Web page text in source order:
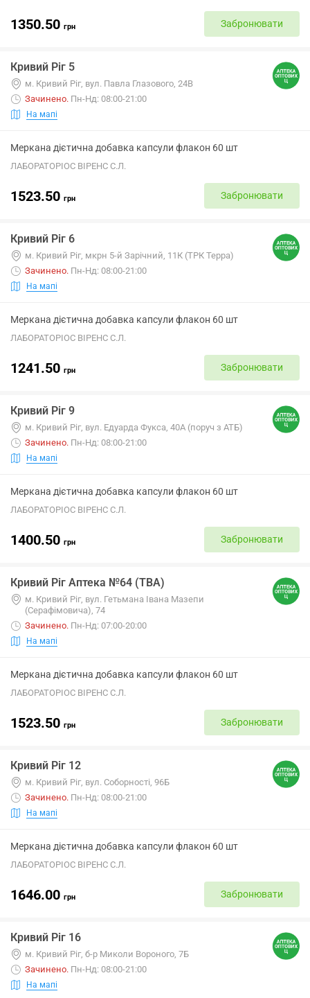
1350.50 грн Забронювати
Кривий Ріг 5
м. Кривий Ріг, вул. Павла Глазового, 24В
Зачинено. Пн-Нд: 08:00-21:00
На мапі
Меркана дієтична добавка капсули флакон 60 шт
ЛАБОРАТОРІОС ВІРЕНС С.Л.
1523.50 грн Забронювати
Кривий Ріг 6
м. Кривий Ріг, мкрн 5-й Зарічний, 11К (ТРК Терра)
Зачинено. Пн-Нд: 08:00-21:00
На мапі
Меркана дієтична добавка капсули флакон 60 шт
ЛАБОРАТОРІОС ВІРЕНС С.Л.
1241.50 грн Забронювати
Кривий Ріг 9
м. Кривий Ріг, вул. Едуарда Фукса, 40А (поруч з АТБ)
Зачинено. Пн-Нд: 08:00-21:00
На мапі
Меркана дієтична добавка капсули флакон 60 шт
ЛАБОРАТОРІОС ВІРЕНС С.Л.
1400.50 грн Забронювати
Кривий Ріг Аптека №64 (ТВА)
м. Кривий Ріг, вул. Гетьмана Івана Мазепи
(Серафімовича), 74
Зачинено. Пн-Нд: 07:00-20:00
На мапі
Меркана дієтична добавка капсули флакон 60 шт
ЛАБОРАТОРІОС ВІРЕНС С.Л.
1523.50 грн Забронювати
Кривий Ріг 12
м. Кривий Ріг, вул. Соборності, 96Б
Зачинено. Пн-Нд: 08:00-21:00
На мапі
Меркана дієтична добавка капсули флакон 60 шт
ЛАБОРАТОРІОС ВІРЕНС С.Л.
1646.00 грн Забронювати
Кривий Ріг 16
м. Кривий Ріг, б-р Миколи Вороного, 7Б
Зачинено. Пн-Нд: 08:00-21:00
На мапі